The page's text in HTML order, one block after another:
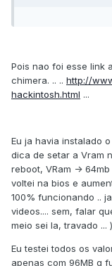
Pois nao foi esse link
chimera. .. .. http://
hackintosh.html ...
Eu ja havia instalado
dica de setar a Vram
reboot, VRam ->
voltei na bios e
100% funcionando ..
videos.... sem, falar
meio sei la, travado ...
Eu testei todos os
apenas com 96MB q